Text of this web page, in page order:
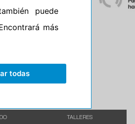
TALLERES
puede
más
todas